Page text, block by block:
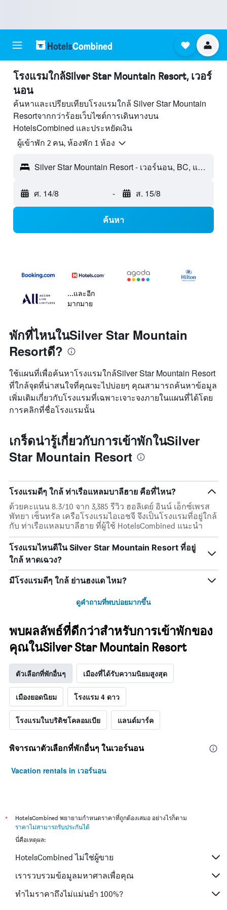
โรงแรมใกล้Silver Star Mountain Resort, เวอร์
นอน
ค้นหาและเปรียบเทียบโรงแรมใกล้ Silver Star Mountain
Resortจากกว่าร้อยเว็บไซต์การเดินทางบน
HotelsCombined และประหยัดเงิน
ผู้เข้าพัก 2 คน, ห้องพัก 1 ห้อง
Silver Star Mountain Resort - เวอร์นอน, BC, แคนาดา
ศ. 14/8 - ส. 15/8
ค้นหา
...และอีก
มากมาย
พักที่ไหนในSilver Star Mountain
Resortดี?
ใช้แผนที่เพื่อค้นหาโรงแรมใกล้Silver Star Mountain Resort
ที่ใกล้จุดที่น่าสนใจที่คุณจะไปบ่อยๆ คุณสามารถค้นหาข้อมูล
เพิ่มเติมเกี่ยวกับโรงแรมที่เฉพาะเจาะจงภายในแผนที่ได้โดย
การคลิกที่ชื่อโรงแรมนั้น
เกร็ดน่ารู้เกี่ยวกับการเข้าพักในSilver
Star Mountain Resort
โรงแรมดีๆ ใกล้ ท่าเรือแหลมบาลีฮาย คือที่ไหน?
ด้วยคะแนน 8.3/10 จาก 3,385 รีวิว ฮอลิเดย์ อินน์ เอ็กซ์เพรส
พัทยา เซ็นทรัล เครือโรงแรมไอเอชจี จึงเป็นโรงแรมที่อยู่ใกล้
กับ ท่าเรือแหลมบาลีฮาย ที่ผู้ใช้ HotelsCombined แนะนำ
โรงแรมไหนดีใน Silver Star Mountain Resort ที่อยู่
ใกล้ หาดเฉวง?
มีโรงแรมดีๆ ใกล้ ย่านฮงแด ไหม?
ดูคำถามที่พบบ่อยมากขึ้น
พบผลลัพธ์ที่ดีกว่าสำหรับการเข้าพักของ
คุณในSilver Star Mountain Resort
ตัวเลือกที่พักอื่นๆ เมืองที่ได้รับความนิยมสูงสุด
เมืองยอดนิยม โรงแรม 4 ดาว
โรงแรมในบริติชโคลอมเบีย แลนด์มาร์ค
พิจารณาตัวเลือกที่พักอื่นๆ ในเวอร์นอน
Vacation rentals in เวอร์นอน
*
HotelsCombined พยายามกำหนดราคาที่ถูกต้องเสมอ อย่างไรก็ตาม
ราคาไม่สามารถรับประกันได้
นี่คือเหตุผล:
HotelsCombined ไม่ใช่ผู้ขาย
เรารวบรวมข้อมูลมหาศาลเพื่อคุณ
ทำไมราคาถึงไม่แม่นยำ 100%?